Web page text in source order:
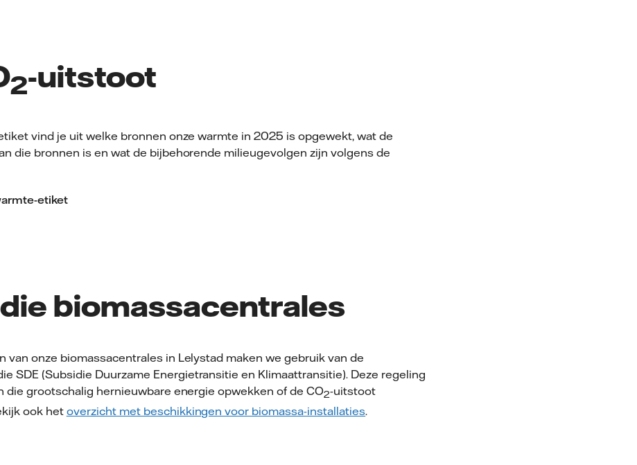
2-uitstoot
vind je uit welke bronnen onze warmte in 2025 is opgewekt, wat de
die bronnen is en wat de bijbehorende milieugevolgen zijn volgens de
etiket
biomassacentrales
van onze biomassacentrales in Lelystad maken we gebruik van de
SDE (Subsidie Duurzame Energietransitie en Klimaattransitie). Deze regeling
die grootschalig hernieuwbare energie opwekken of de CO2-uitstoot
ook het overzicht met beschikkingen voor biomassa-installaties.